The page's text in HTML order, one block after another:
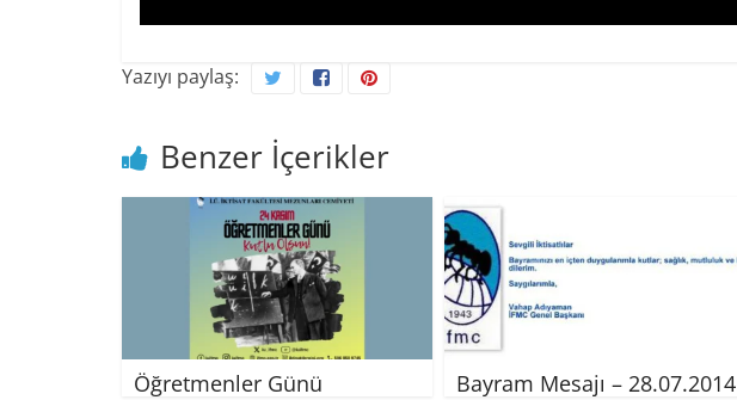
Yazıyı paylaş:
Benzer İçerikler
Öğretmenler Günü Bayram Mesajı – 28.07.2014